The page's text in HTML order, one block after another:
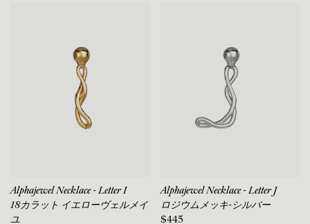
Alphajewel Necklace - Letter I
18カラット イエローヴェルメイ
ユ
Alphajewel Necklace - Letter J
ロジウムメッキ-シルバー
$445